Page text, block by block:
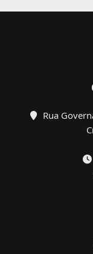
Rua